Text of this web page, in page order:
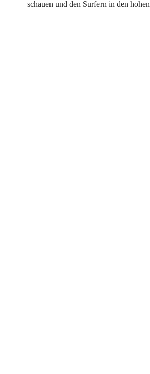
schauen und den Surfern in den